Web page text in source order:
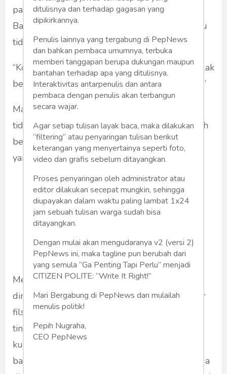
palsu? Sudah dibantah bahwa tulisan-tulisan
Bambang Tri Mulyono itu hoaks, tuduhan palsu
tidak terbukti.
“Kok, pada ora ngilo githoke dewe ya.”(Kok nggak
bercermin pada Leher belakangnya sendiri ya)”
Maksudnya kalau menuduh orang lain apakah
tidak introspeksi dirinya dahulu. Apakah ia lebih
benar, lebih berprestasi, lebih jujur dari orang
yang dituduhnya.
Nyatanya banyak orang-
orang sekarang ini yang yang
ingin diperhatikan, ingin
disorot, suka pansos.
Menuduh ijazah orang lain palsu sedangkan
dirinya sendiri gelarnya palsu, mengaku doktor
filsafat ternyata dari keterangan perguruan
tinggi yang dulu pernah menjadi tempat
kuliahnya, tidak mengakui ijazahnya karena
banyak tugas yang tidak dikerjakannya sehingga
ditulisnya dan terhadap gagasan yang
dipikirkannya.
Penulis lainnya yang tergabung di PepNews
dan bahkan pembaca umumnya, terbuka
memberi tanggapan berupa dukungan maupun
bantahan terhadap apa yang ditulisnya.
Interaktivitas antarpenulis dan antara
pembaca dengan penulis akan terbangun
secara wajar.
Agar setiap tulisan layak baca, maka dilakukan
“filtering” atau penyaringan tulisan berikut
keterangan yang menyertainya seperti foto,
video dan grafis sebelum ditayangkan.
Proses penyaringan oleh administrator atau
editor dilakukan secepat mungkin, sehingga
diupayakan dalam waktu paling lambat 1x24
jam sebuah tulisan warga sudah bisa
ditayangkan.
Dengan mulai akan mengudaranya v2 (versi 2)
PepNews ini, maka tagline pun berubah dari
yang semula “Ga Penting Tapi Perlu” menjadi
CITIZEN POLITE: “Write It Right!”
Mari Bergabung di PepNews dan mulailah
menulis politik!
Pepih Nugraha,
CEO PepNews